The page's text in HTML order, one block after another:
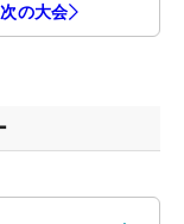
次の大会